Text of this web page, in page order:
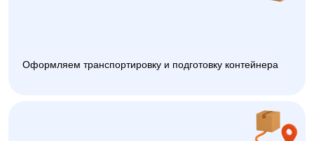
Оформляем транспортировку и подготовку контейнера